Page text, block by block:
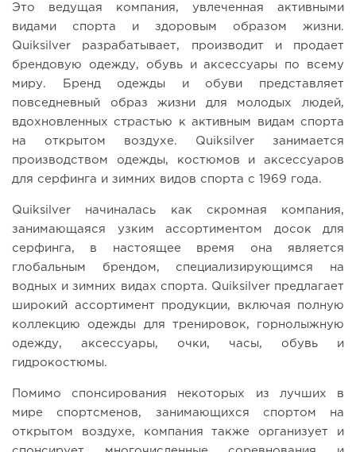
Это ведущая компания, увлеченная активными
видами спорта и здоровым образом жизни.
Quiksilver разрабатывает, производит и продает
брендовую одежду, обувь и аксессуары по всему
миру. Бренд одежды и обуви представляет
повседневный образ жизни для молодых людей,
вдохновленных страстью к активным видам спорта
на открытом воздухе. Quiksilver занимается
производством одежды, костюмов и аксессуаров
для серфинга и зимних видов спорта с 1969 года.
Quiksilver начиналась как скромная компания,
занимающаяся узким ассортиментом досок для
серфинга, в настоящее время она является
глобальным брендом, специализирующимся на
водных и зимних видах спорта. Quiksilver предлагает
широкий ассортимент продукции, включая полную
коллекцию одежды для тренировок, горнолыжную
одежду, аксессуары, очки, часы, обувь и
гидрокостюмы.
Помимо спонсирования некоторых из лучших в
мире спортсменов, занимающихся спортом на
открытом воздухе, компания также организует и